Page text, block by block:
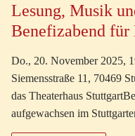
Lesung, Musik
Benefizabend für
Do., 20. November 2025,
Siemensstraße 11, 70469
das Theaterhaus
aufgewachsen im